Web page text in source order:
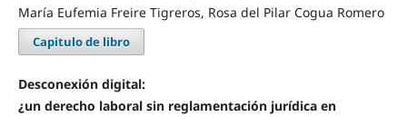
María Eufemia Freire Tigreros, Rosa del Pilar Cogua Romero
Capitulo de libro
Desconexión digital:
¿un derecho laboral sin reglamentación jurídica en